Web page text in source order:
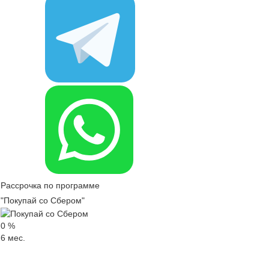
Рассрочка по программе
"Покупай со Сбером"
0 %
6 мес.